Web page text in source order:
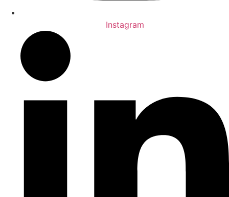
Instagram